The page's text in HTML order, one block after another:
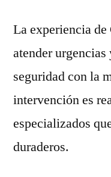
La experiencia
atender
seguridad con la
intervención es
especializados
duraderos.